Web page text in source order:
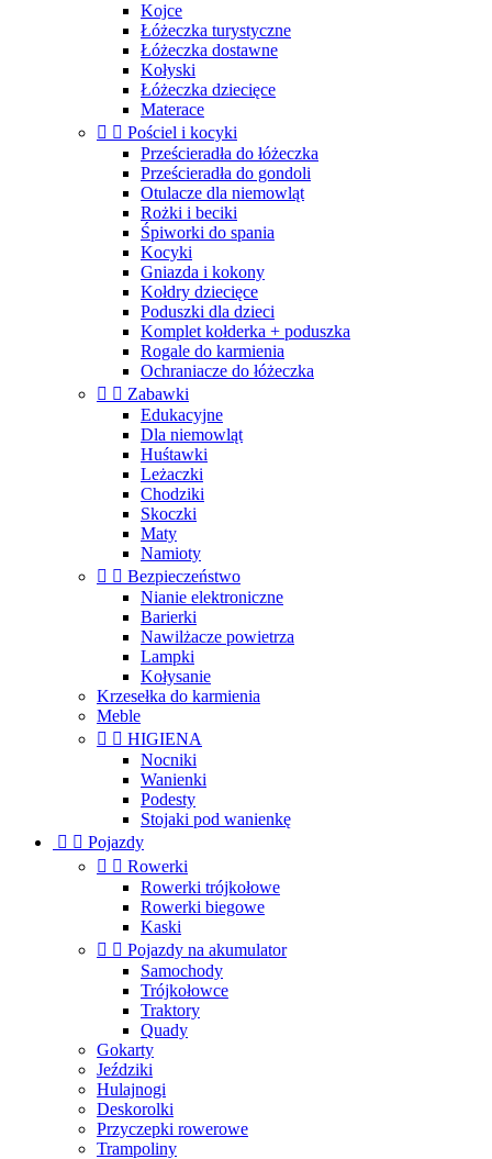
Kojce
Łóżeczka turystyczne
Łóżeczka dostawne
Kołyski
Łóżeczka dziecięce
Materace
  Pościel i kocyki
Prześcieradła do łóżeczka
Prześcieradła do gondoli
Otulacze dla niemowląt
Rożki i beciki
Śpiworki do spania
Kocyki
Gniazda i kokony
Kołdry dziecięce
Poduszki dla dzieci
Komplet kołderka + poduszka
Rogale do karmienia
Ochraniacze do łóżeczka
  Zabawki
Edukacyjne
Dla niemowląt
Huśtawki
Leżaczki
Chodziki
Skoczki
Maty
Namioty
  Bezpieczeństwo
Nianie elektroniczne
Barierki
Nawilżacze powietrza
Lampki
Kołysanie
Krzesełka do karmienia
Meble
  HIGIENA
Nocniki
Wanienki
Podesty
Stojaki pod wanienkę
  Pojazdy
  Rowerki
Rowerki trójkołowe
Rowerki biegowe
Kaski
  Pojazdy na akumulator
Samochody
Trójkołowce
Traktory
Quady
Gokarty
Jeździki
Hulajnogi
Deskorolki
Przyczepki rowerowe
Trampoliny